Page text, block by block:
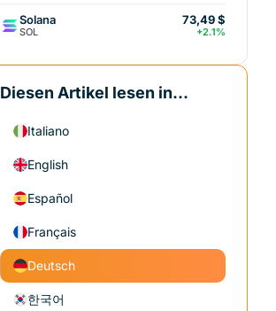
Solana
SOL
73,49 $
+2.1%
Diesen Artikel lesen in...
Italiano
English
Español
Français
Deutsch
한국어